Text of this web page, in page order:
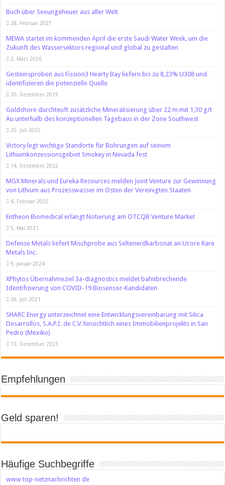
Buch über Seeungeheuer aus aller Welt
28. Februar 2021
MEWA startet im kommenden April die erste Saudi Water Week, um die
Zukunft des Wassersektors regional und global zu gestalten
2. März 2026
Gesteinsproben aus Fission3 Hearty Bay liefern bis zu 8,23% U308 und
identifizieren die potenzielle Quelle
20. Dezember 2019
Goldshore durchteuft zusätzliche Mineralisierung über 22 m mit 1,30 g/t
Au unterhalb des konzeptionellen Tagebaus in der Zone Southwest
25. Juli 2025
Victory legt wichtige Standorte für Bohrungen auf seinem
Lithiumkonzessionsgebiet Smokey in Nevada fest
14. Dezember 2022
MGX Minerals und Eureka Resources melden Joint Venture zur Gewinnung
von Lithium aus Prozesswasser im Osten der Vereinigten Staaten
6. Februar 2025
Entheon Biomedical erlangt Notierung am OTCQB Venture Market
5. Mai 2021
Defense Metals liefert Mischprobe aus Seltenerdkarbonat an Ucore Rare
Metals Inc.
9. Januar 2024
XPhytos Übernahmeziel 3a-diagnostics meldet bahnbrechende
Identifizierung von COVID-19 Biosensor-Kandidaten
28. Juli 2021
SHARC Energy unterzeichnet eine Entwicklungsvereinbarung mit Silica
Desarrollos, S.A.P.I. de C.V. hinsichtlich eines Immobilienprojekts in San
Pedro (Mexiko)
13. Dezember 2023
Empfehlungen
Geld sparen!
Häufige Suchbegriffe
www top-netznachrichten de